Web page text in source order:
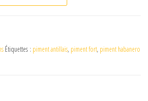
Étiquettes : piment antillais, piment fort, piment habanero